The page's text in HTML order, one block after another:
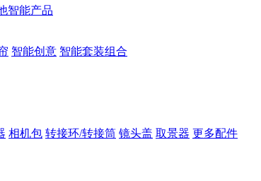
智能产品
智能创意 智能套装组合
相机包 转接环/转接筒 镜头盖 取景器 更多配件